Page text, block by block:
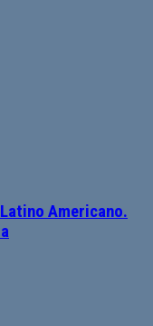
Americano.